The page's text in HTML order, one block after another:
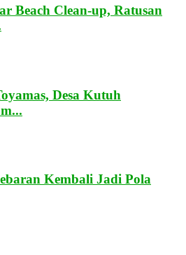
Beach Clean-up, Ratusan
Desa Kutuh
Kembali Jadi Pola